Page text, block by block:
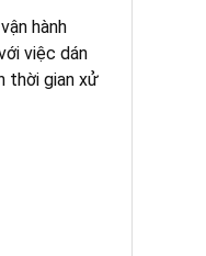
hành
việc dán
thời gian xử